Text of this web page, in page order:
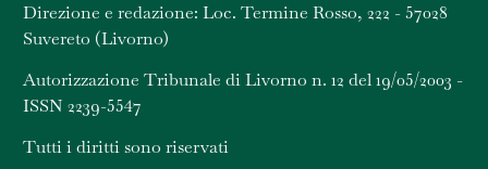
Direzione e redazione: Loc. Termine Rosso, 222 - 57028
Suvereto (Livorno)
Autorizzazione Tribunale di Livorno n. 12 del 19/05/2003 -
ISSN 2239-5547
Tutti i diritti sono riservati